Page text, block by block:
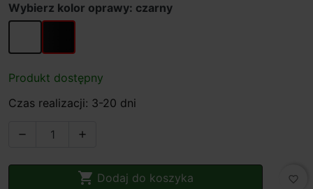
Wybierz kolor oprawy: czarny
biały czarny
Produkt dostępny
Czas realizacji: 3-20 dni
 
 Dodaj do koszyka favorite_border